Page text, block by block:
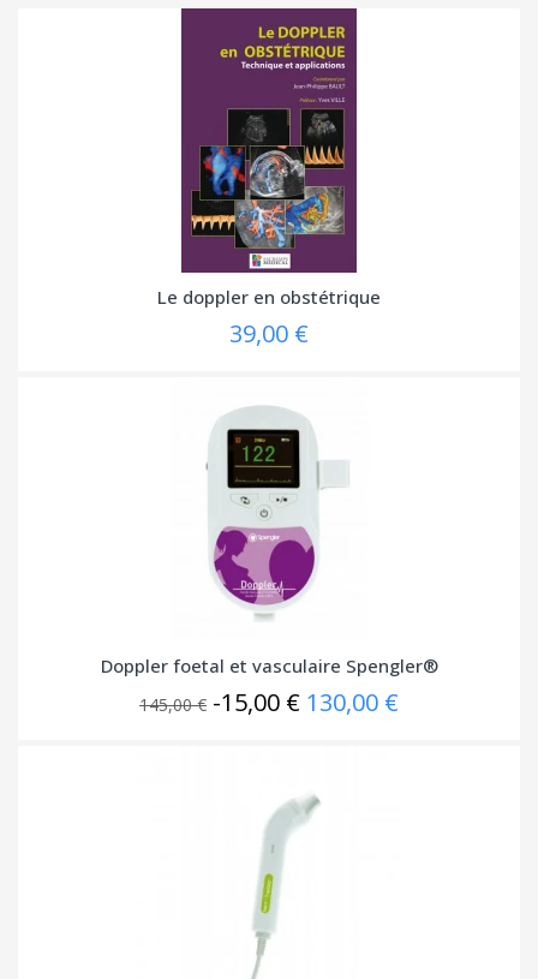
Le doppler en obstétrique
39,00 €
Doppler foetal et vasculaire Spengler®
145,00 € -15,00 € 130,00 €